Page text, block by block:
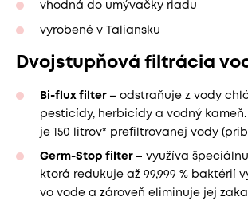
vhodná do umývačky riadu
vyrobené v Taliansku
Dvojstupňová filtrácia
Bi-flux filter – odstraňuje z vody
pesticídy, herbicídy a vodný
je 150 litrov* prefiltrovanej vody
Germ-Stop filter – využíva
ktorá redukuje až 99,999 % baktérií
vo vode a zároveň eliminuje jej